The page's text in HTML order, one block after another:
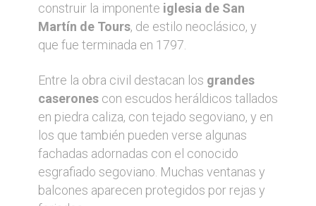
construir la imponente iglesia de San
Martín de Tours, de estilo neoclásico, y
que fue terminada en 1797.
Entre la obra civil destacan los grandes
caserones con escudos heráldicos tallados
en piedra caliza, con tejado segoviano, y en
los que también pueden verse algunas
fachadas adornadas con el conocido
esgrafiado segoviano. Muchas ventanas y
balcones aparecen protegidos por rejas y